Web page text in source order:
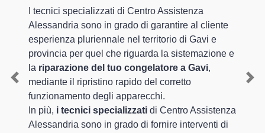
I tecnici specializzati di Centro Assistenza
Alessandria sono in grado di garantire al cliente
esperienza pluriennale nel territorio di Gavi e
provincia per quel che riguarda la sistemazione e
la riparazione del tuo congelatore a Gavi,
mediante il ripristino rapido del corretto
funzionamento degli apparecchi.
In più, i tecnici specializzati di Centro Assistenza
Alessandria sono in grado di fornire interventi di
Previous